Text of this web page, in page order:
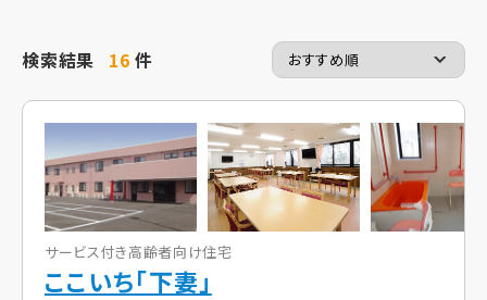
検索結果 16件
サービス付き高齢者向け住宅
ここいち「下妻」